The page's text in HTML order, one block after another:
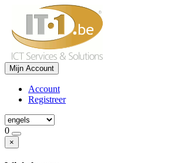
Mijn Account
Account
Registreer
0
×